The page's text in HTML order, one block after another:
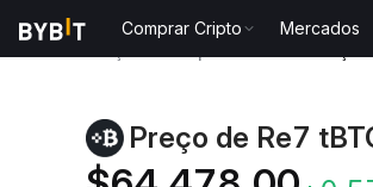
Comprar Cripto Mercados
Preço de Re7